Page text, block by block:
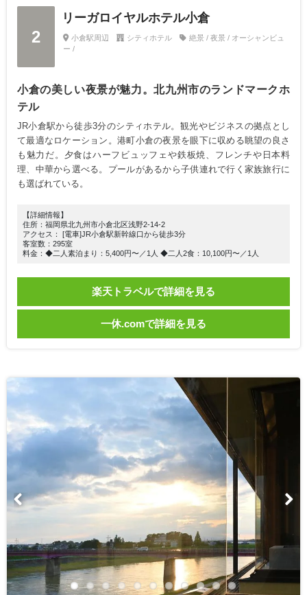
2
リーガロイヤルホテル小倉
小倉駅周辺 シティホテル
絶景 / 夜景 / オーシャンビュ
ー /
小倉の美しい夜景が魅力。北九州市のランドマークホ
テル
JR小倉駅から徒歩3分のシティホテル。観光やビジネスの拠点とし
て最適なロケーション。港町小倉の夜景を眼下に収める眺望の良さ
も魅力だ。夕食はハーフビュッフェや鉄板焼、フレンチや日本料
理、中華から選べる。プールがあるから子供連れで行く家族旅行に
も選ばれている。
【詳細情報】
住所：福岡県北九州市小倉北区浅野2-14-2
アクセス： [電車]JR小倉駅新幹線口から徒歩3分
客室数：295室
料金：◆二人素泊まり：5,400円〜／1人 ◆二人2食：10,100円〜／1人
楽天トラベルで詳細を見る
一休.comで詳細を見る